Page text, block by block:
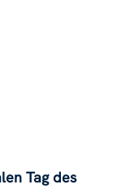
Tag des